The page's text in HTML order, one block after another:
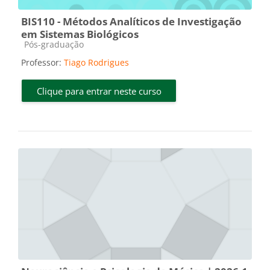
BIS110 - Métodos Analíticos de Investigação
em Sistemas Biológicos
Categoria do curso
Pós-graduação
Professor: Tiago Rodrigues
Clique para entrar neste curso